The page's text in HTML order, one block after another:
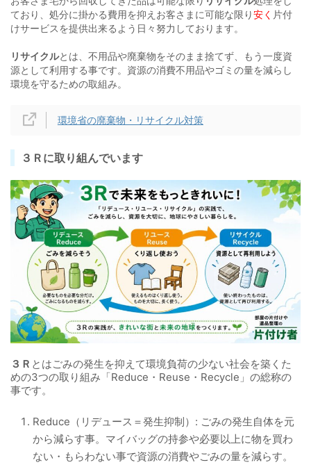
ており、処分に掛かる費用を抑えお客さまに可能な限り安く 片付
けサービスを提供出来るよう日々努力しております。
リサイクルとは、不用品や廃棄物をそのまま捨てず、もう一度資
源として利用する事です。資源の消費不用品やゴミの量を減らし
環境を守るための取組み。
環境省の廃棄物・リサイクル対策
３Ｒに取り組んでいます
３Ｒ とはごみの発生を抑えて環境負荷の少ない社会を築くた
めの3つの取り組み「Reduce・Reuse・Recycle」の総称の
事です。
Reduce（リデュース＝発生抑制）: ごみの発生自体を元
から減らす事。マイバッグの持参や必要以上に物を買わ
ない・もらわない事で資源の消費やごみの量を減らす。